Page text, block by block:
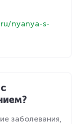
nyanya-s-
заболевания,